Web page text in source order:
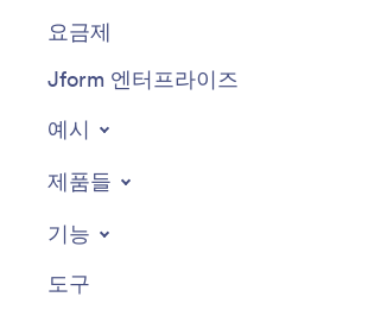
요금제
Jform 엔터프라이즈
예시
제품들
기능
도구